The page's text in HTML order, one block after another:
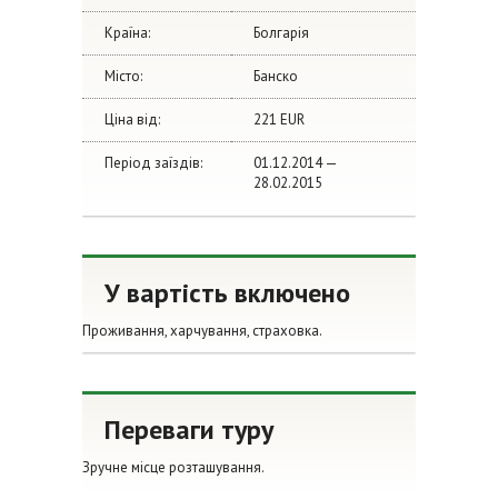
Країна: Болгарія
Місто: Банско
Ціна від: 221 EUR
Період заїздів:
01.12.2014 —
28.02.2015
У вартість включено
Проживання, харчування, страховка.
Переваги туру
Зручне місце розташування.